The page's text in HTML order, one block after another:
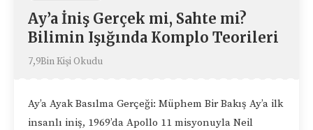
Ay’a İniş Gerçek mi, Sahte mi?
Bilimin Işığında Komplo Teorileri
7,9Bin Kişi Okudu
Ay’a Ayak Basılma Gerçeği: Müphem Bir Bakış Ay’a ilk
insanlı iniş, 1969’da Apollo 11 misyonuyla Neil